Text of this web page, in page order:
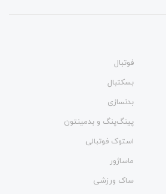
فوتبال
بسکتبال
بدنسازی
پینگ‌پنگ و بدمينتون
استوک فوتبالی
ماساژور
ساک ورزشی